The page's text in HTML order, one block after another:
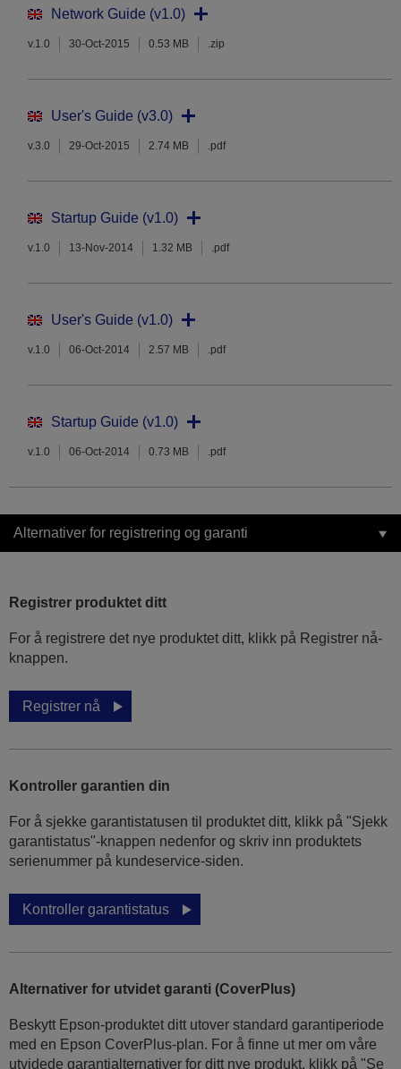
Network Guide (v1.0)
v.1.0 30-Oct-2015 0.53 MB .zip
User's Guide (v3.0)
v.3.0 29-Oct-2015 2.74 MB .pdf
Startup Guide (v1.0)
v.1.0 13-Nov-2014 1.32 MB .pdf
User's Guide (v1.0)
v.1.0 06-Oct-2014 2.57 MB .pdf
Startup Guide (v1.0)
v.1.0 06-Oct-2014 0.73 MB .pdf
Alternativer for registrering og garanti
Registrer produktet ditt
For å registrere det nye produktet ditt, klikk på Registrer nå-
knappen.
Registrer nå
Kontroller garantien din
For å sjekke garantistatusen til produktet ditt, klikk på "Sjekk
garantistatus"-knappen nedenfor og skriv inn produktets
serienummer på kundeservice-siden.
Kontroller garantistatus
Alternativer for utvidet garanti (CoverPlus)
Beskytt Epson-produktet ditt utover standard garantiperiode
med en Epson CoverPlus-plan. For å finne ut mer om våre
utvidede garantialternativer for ditt nye produkt, klikk på "Se